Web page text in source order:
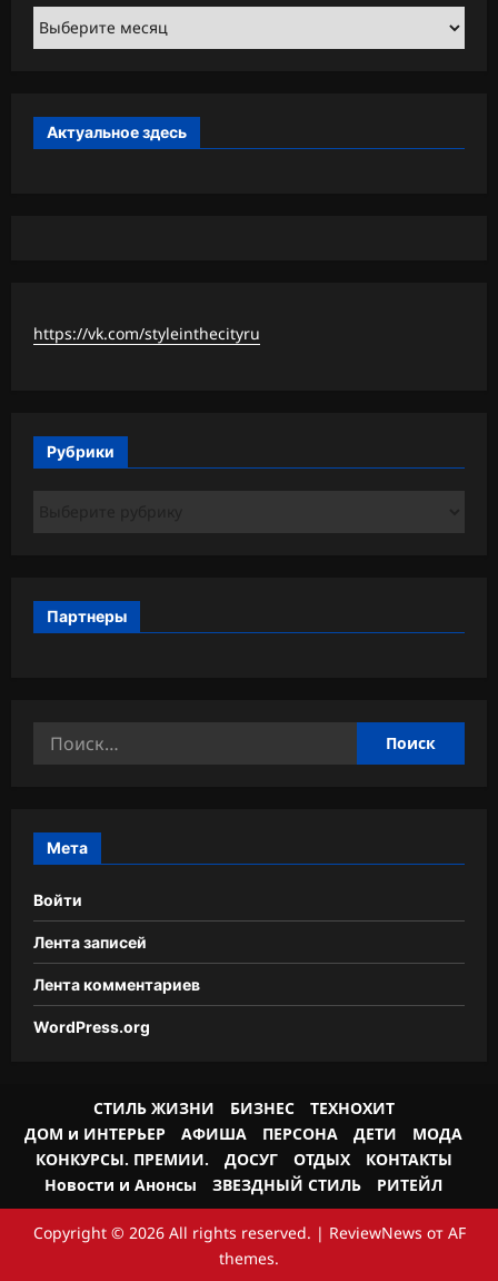
Архивы
Актуальное здесь
https://vk.com/styleinthecityru
Рубрики
Партнеры
Найти:
Мета
Войти
Лента записей
Лента комментариев
WordPress.org
СТИЛЬ ЖИЗНИ БИЗНЕС
ТЕХНОХИТ
ДОМ и ИНТЕРЬЕР
АФИША ПЕРСОНА ДЕТИ
МОДА
КОНКУРСЫ. ПРЕМИИ.
ДОСУГ ОТДЫХ
КОНТАКТЫ
Новости и Анонсы
ЗВЕЗДНЫЙ СТИЛЬ РИТЕЙЛ
Copyright © 2026 All rights reserved. | ReviewNews от AF
themes.